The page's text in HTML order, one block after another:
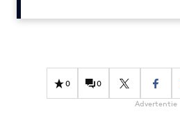
Diversiteit
0 0
Advertentie